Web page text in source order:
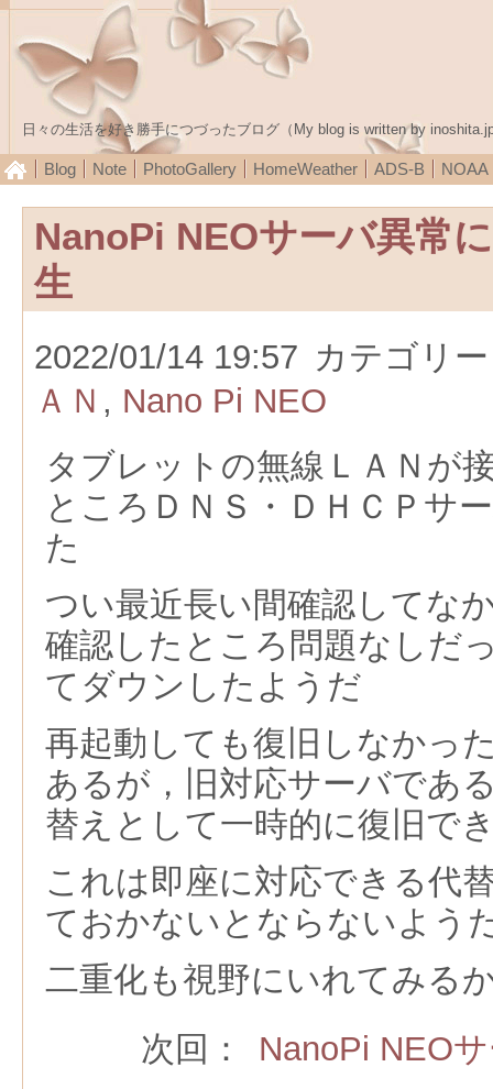
日々の生活を好き勝手につづったブログ（My blog is written by
Blog Note PhotoGallery HomeWeather ADS-B NOAA
NanoPi NEOサーバ異常
生
2022/01/14 19:57 カテゴリ
ＡＮ , Nano Pi NEO
タブレットの無線ＬＡＮが
ところＤＮＳ・ＤＨＣＰサ
た
つい最近長い間確認してな
確認したところ問題なしだ
てダウンしたようだ
再起動しても復旧しなかっ
あるが，旧対応サーバであ
替えとして一時的に復旧で
これは即座に対応できる代
ておかないとならないよう
二重化も視野にいれてみる
次回：
NanoPi NEO